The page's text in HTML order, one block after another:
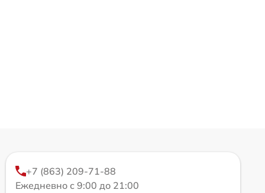
+7 (863) 209-71-88
Ежедневно с 9:00 до 21:00